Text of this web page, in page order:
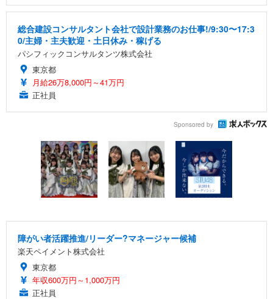
総合建設コンサルタント会社で設計業務のお仕事!/9:30〜17:3
0/主婦・主夫歓迎・土日休み・稼げる
パシフィックコンサルタンツ株式会社
東京都
月給26万8,000円～41万円
正社員
Sponsored by
障がい者活躍推進/リーダー?マネージャー候補
楽天ペイメント株式会社
東京都
年収600万円～1,000万円
正社員